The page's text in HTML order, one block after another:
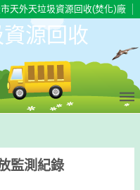
天外天垃圾資源回收(焚化)廠
源回收
監測紀錄